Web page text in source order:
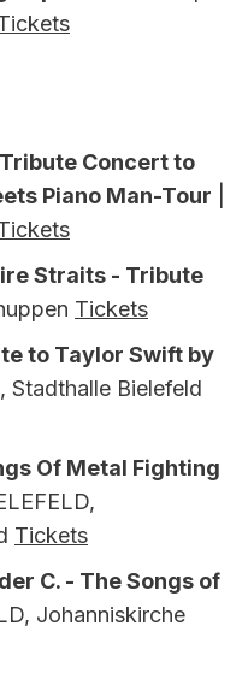
Concert to
Piano Man-Tour
Straits - Tribute
Tickets
to Taylor Swift by
Stadthalle Bielefeld
Of Metal Fighting
Tickets
C. - The Songs of
Johanniskirche